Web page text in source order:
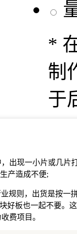
出现一小片或几片
产造成不便;
规则，出货是按一
好板也一起不要。
费项目。
*
制
于
样
验
延